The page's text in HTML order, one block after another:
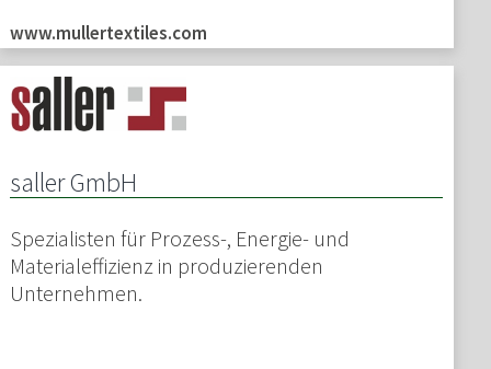
www.mullertextiles.com
saller GmbH
Spezialisten für Prozess-, Energie- und
Materialeffizienz in produzierenden
Unternehmen.